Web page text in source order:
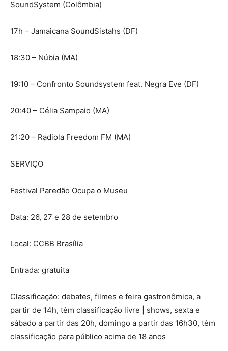
SoundSystem (Colômbia)
17h – Jamaicana SoundSistahs (DF)
18:30 – Núbia (MA)
19:10 – Confronto Soundsystem feat. Negra Eve (DF)
20:40 – Célia Sampaio (MA)
21:20 – Radiola Freedom FM (MA)
SERVIÇO
Festival Paredão Ocupa o Museu
Data: 26, 27 e 28 de setembro
Local: CCBB Brasília
Entrada: gratuita
Classificação: debates, filmes e feira gastronômica, a
partir de 14h, têm classificação livre | shows, sexta e
sábado a partir das 20h, domingo a partir das 16h30, têm
classificação para público acima de 18 anos